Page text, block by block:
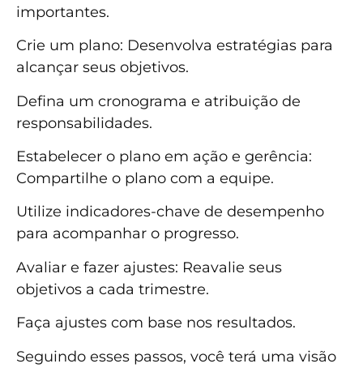
importantes.
Crie um plano: Desenvolva estratégias para
alcançar seus objetivos.
Defina um cronograma e atribuição de
responsabilidades.
Estabelecer o plano em ação e gerência:
Compartilhe o plano com a equipe.
Utilize indicadores-chave de desempenho
para acompanhar o progresso.
Avaliar e fazer ajustes: Reavalie seus
objetivos a cada trimestre.
Faça ajustes com base nos resultados.
Seguindo esses passos, você terá uma visão